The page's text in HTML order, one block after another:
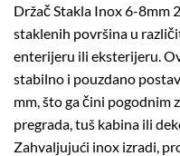
Držač Stakla Inox 6-8mm
staklenih površina u
enterijeru ili eksterijeru.
stabilno i pouzdano
mm, što ga čini pogodnim
pregrada, tuš kabina ili
Zahvaljujući inox izradi,